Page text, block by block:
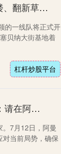
杠杆炒股平台 拜仁升级基地：扩建一线队大楼、翻新草坪、重新设计官方商店
的一线队将正式开
贝纳大街基地着
杠杆炒股平台
10倍配资可以找谁代注册 中国驻阿曼大使馆：请在阿曼中国公民务必提高风险防范意识
7月12日，阿曼
当前局势，确保